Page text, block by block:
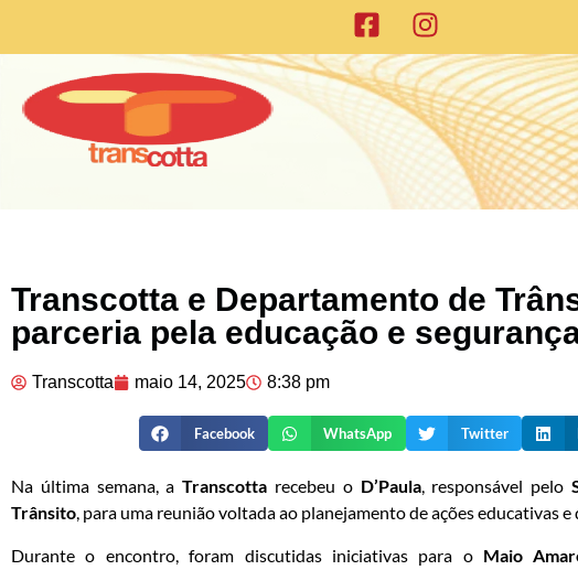
Transcotta e Departamento de
parceria pela educação e
Transcotta maio 14, 2025 8:38 pm
Facebook WhatsApp Twitter
Na última semana, aTranscotta recebeu o D’Paula, responsável pelo
Trânsito, para uma reunião voltada ao planejamento de ações educativas e
Durante o encontro, foram discutidas iniciativas para o Maio